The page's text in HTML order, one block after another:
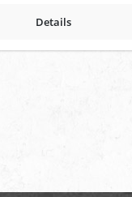
Details